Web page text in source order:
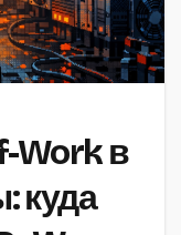
Work в
куда